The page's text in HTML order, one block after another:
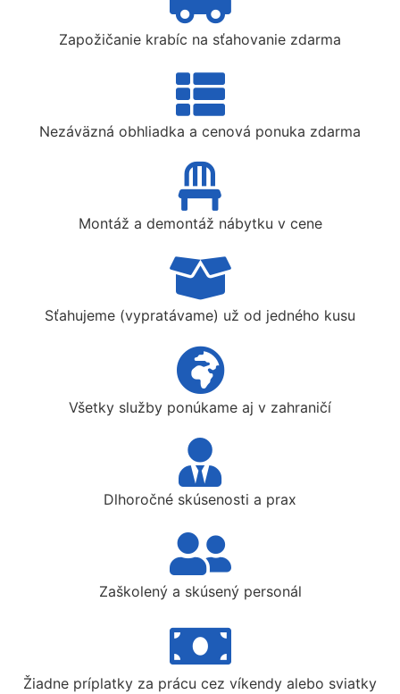
Zapožičanie krabíc na sťahovanie zdarma
Nezáväzná obhliadka a cenová ponuka zdarma
Montáž a demontáž nábytku v cene
Sťahujeme (vypratávame) už od jedného kusu
Všetky služby ponúkame aj v zahraničí
Dlhoročné skúsenosti a prax
Zaškolený a skúsený personál
Žiadne príplatky za prácu cez víkendy alebo sviatky